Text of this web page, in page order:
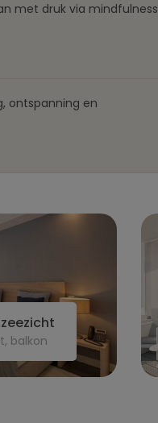
met druk via mindfulness
ontspanning en
balkon